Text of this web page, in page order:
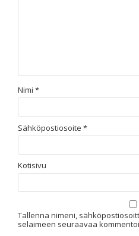
Nimi *
Sähköpostiosoite *
Kotisivu
Tallenna nimeni,
selaimeen seuraavaa